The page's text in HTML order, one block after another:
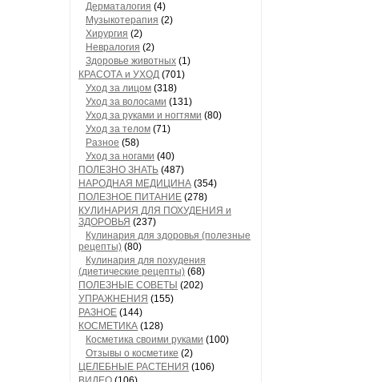
Дерматалогия (4)
Музыкотерапия (2)
Хирургия (2)
Невралогия (2)
Здоровье животных (1)
КРАСОТА и УХОД (701)
Уход за лицом (318)
Уход за волосами (131)
Уход за руками и ногтями (80)
Уход за телом (71)
Разное (58)
Уход за ногами (40)
ПОЛЕЗНО ЗНАТЬ (487)
НАРОДНАЯ МЕДИЦИНА (354)
ПОЛЕЗНОЕ ПИТАНИЕ (278)
КУЛИНАРИЯ ДЛЯ ПОХУДЕНИЯ и
ЗДОРОВЬЯ (237)
Кулинария для здоровья (полезные
рецепты) (80)
Кулинария для похудения
(диетические рецепты) (68)
ПОЛЕЗНЫЕ СОВЕТЫ (202)
УПРАЖНЕНИЯ (155)
РАЗНОЕ (144)
КОСМЕТИКА (128)
Косметика своими руками (100)
Отзывы о косметике (2)
ЦЕЛЕБНЫЕ РАСТЕНИЯ (106)